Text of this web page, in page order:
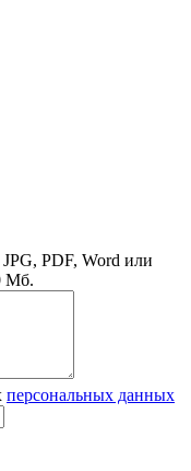
PDF, Word или
Мб.
персональных данных